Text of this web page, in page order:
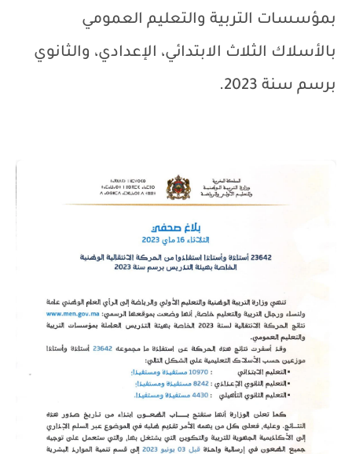
بمؤسسات التربية والتعليم العمومي
بالأسلاك الثلاث الابتدائي، الإعدادي، والثانوي
برسم سنة 2023.